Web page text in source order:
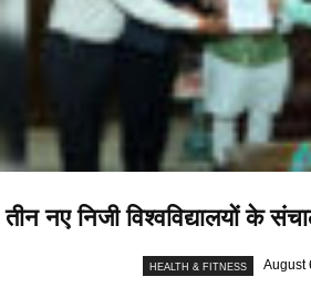
तीन नए निजी विश्वविद्यालयों के
HEALTH & FITNESS August